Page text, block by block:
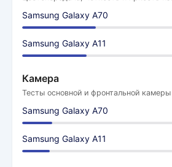
Samsung Galaxy A70
Samsung Galaxy A11
Камера
Тесты основной и фронтальной камеры
Samsung Galaxy A70
Samsung Galaxy A11